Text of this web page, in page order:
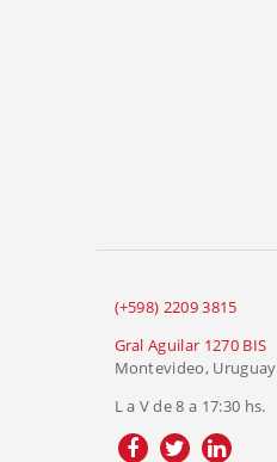
(+598) 2209 3815
Gral Aguilar 1270 BIS
Montevideo, Uruguay
L a V de 8 a 17:30 hs.